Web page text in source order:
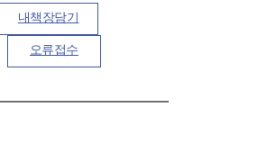
내책장담기
오류접수